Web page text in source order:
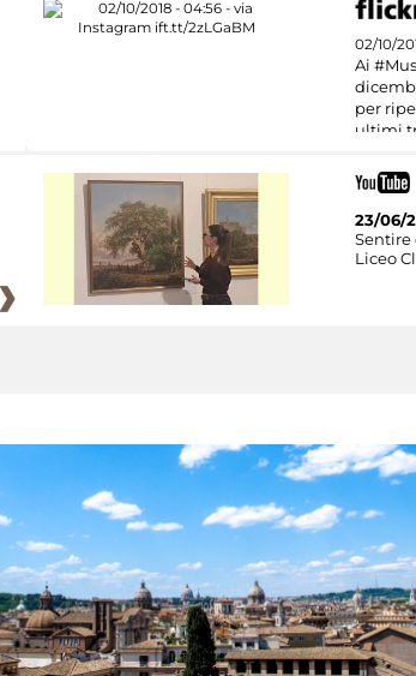
02/10/
Ai
per
ultimi
23/06/
Sentire
Liceo